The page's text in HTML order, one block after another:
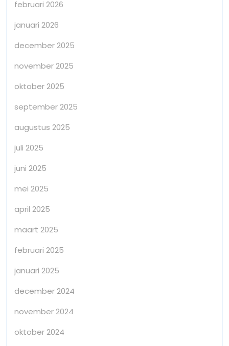
februari 2026
januari 2026
december 2025
november 2025
oktober 2025
september 2025
augustus 2025
juli 2025
juni 2025
mei 2025
april 2025
maart 2025
februari 2025
januari 2025
december 2024
november 2024
oktober 2024